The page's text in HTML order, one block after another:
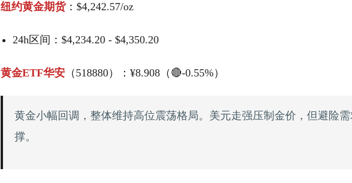
纽约黄金期货：$4,242.57/oz
24h区间：$4,234.20 - $4,350.20
黄金ETF华安 （518880）：¥8.908（🔴-0.55%）
黄金小幅回调，整体维持高位震荡格局。美元走强压制金价，但避险
撑。